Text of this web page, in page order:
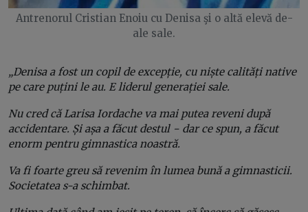
Antrenorul Cristian Enoiu cu Denisa şi o altă elevă de-
ale sale.
„Denisa a fost un copil de excepție, cu niște calități native
pe care puțini le au. E liderul generației sale.
Nu cred că Larisa Iordache va mai putea reveni după
accidentare. Și așa a făcut destul − dar ce spun, a făcut
enorm pentru gimnastica noastră.
Va fi foarte greu să revenim în lumea bună a gimnasticii.
Societatea s-a schimbat.